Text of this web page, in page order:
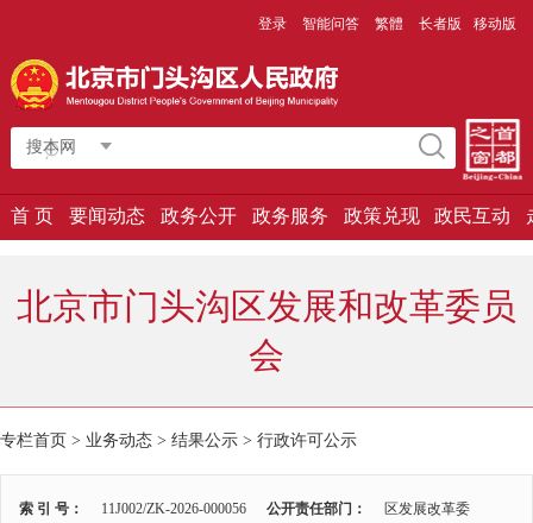
登录 智能问答 繁體 长者版 移动版
搜本网
首 页 要闻动态 政务公开 政务服务 政策兑现 政民互动
北京市门头沟区发展和改革委员
会
专栏首页 > 业务动态 > 结果公示 > 行政许可公示
索 引 号： 11J002/ZK-2026-000056 公开责任部门：
区发展改革委